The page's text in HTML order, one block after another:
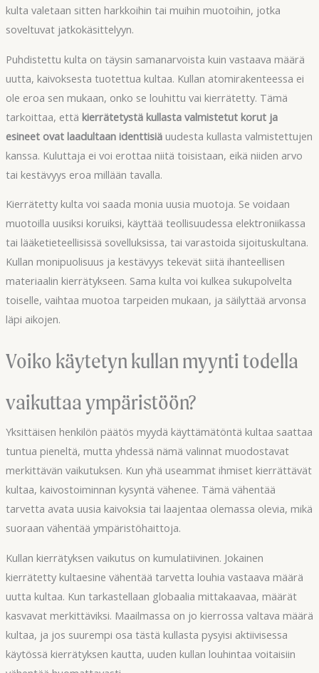
kulta valetaan sitten harkkoihin tai muihin muotoihin, jotka
soveltuvat jatkokäsittelyyn.
Puhdistettu kulta on täysin samanarvoista kuin vastaava määrä
uutta, kaivoksesta tuotettua kultaa. Kullan atomirakenteessa ei
ole eroa sen mukaan, onko se louhittu vai kierrätetty. Tämä
tarkoittaa, että kierrätetystä kullasta valmistetut korut ja
esineet ovat laadultaan identtisiäuudesta kullasta valmistettujen
kanssa. Kuluttaja ei voi erottaa niitä toisistaan, eikä niiden arvo
tai kestävyys eroa millään tavalla.
Kierrätetty kulta voi saada monia uusia muotoja. Se voidaan
muotoilla uusiksi koruiksi, käyttää teollisuudessa elektroniikassa
tai lääketieteellisissä sovelluksissa, tai varastoida sijoituskultana.
Kullan monipuolisuus ja kestävyys tekevät siitä ihanteellisen
materiaalin kierrätykseen. Sama kulta voi kulkea sukupolvelta
toiselle, vaihtaa muotoa tarpeiden mukaan, ja säilyttää arvonsa
läpi aikojen.
Voiko käytetyn kullan myynti todella
vaikuttaa ympäristöön?
Yksittäisen henkilön päätös myydä käyttämätöntä kultaa saattaa
tuntua pieneltä, mutta yhdessä nämä valinnat muodostavat
merkittävän vaikutuksen. Kun yhä useammat ihmiset kierrättävät
kultaa, kaivostoiminnan kysyntä vähenee. Tämä vähentää
tarvetta avata uusia kaivoksia tai laajentaa olemassa olevia, mikä
suoraan vähentää ympäristöhaittoja.
Kullan kierrätyksen vaikutus on kumulatiivinen. Jokainen
kierrätetty kultaesine vähentää tarvetta louhia vastaava määrä
uutta kultaa. Kun tarkastellaan globaalia mittakaavaa, määrät
kasvavat merkittäviksi. Maailmassa on jo kierrossa valtava määrä
kultaa, ja jos suurempi osa tästä kullasta pysyisi aktiivisessa
käytössä kierrätyksen kautta, uuden kullan louhintaa voitaisiin